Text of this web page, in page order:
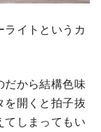
イトというカ
だから結構色味
を開くと拍子抜
てしまってもい